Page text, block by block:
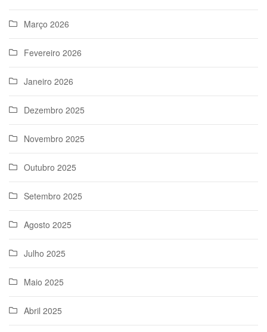
Março 2026
Fevereiro 2026
Janeiro 2026
Dezembro 2025
Novembro 2025
Outubro 2025
Setembro 2025
Agosto 2025
Julho 2025
Maio 2025
Abril 2025